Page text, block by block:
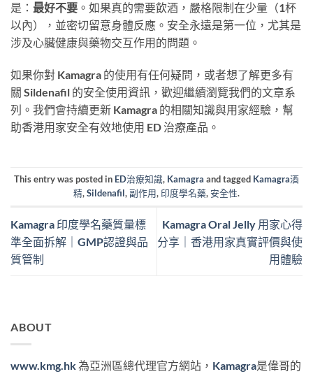
是： 最好不要 。如果真的需要飲酒，嚴格限制在少量（1杯
以內），並密切留意身體反應。安全永遠是第一位，尤其是
涉及心臟健康與藥物交互作用的問題。
如果你對 Kamagra 的使用有任何疑問，或者想了解更多有
關 Sildenafil 的安全使用資訊，歡迎繼續瀏覽我們的文章系
列。我們會持續更新 Kamagra 的相關知識與用家經驗，幫
助香港用家安全有效地使用 ED 治療產品。
This entry was posted in ED治療知識, Kamagra and tagged Kamagra酒
精,Sildenafil,副作用,印度學名藥,安全性.
Kamagra 印度學名藥質量標
準全面拆解｜GMP認證與品
質管制
Kamagra Oral Jelly 用家心得
分享｜香港用家真實評價與使
用體驗
ABOUT
www.kmg.hk為亞洲區總代理官方網站， Kamagra是偉哥的